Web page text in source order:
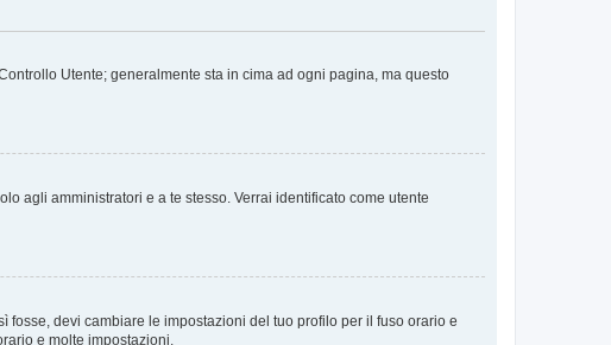
Utente; generalmente sta in cima ad ogni pagina, ma questo
agli amministratori e a te stesso. Verrai identificato come utente
fosse, devi cambiare le impostazioni del tuo profilo per il fuso orario e
e molte impostazioni.